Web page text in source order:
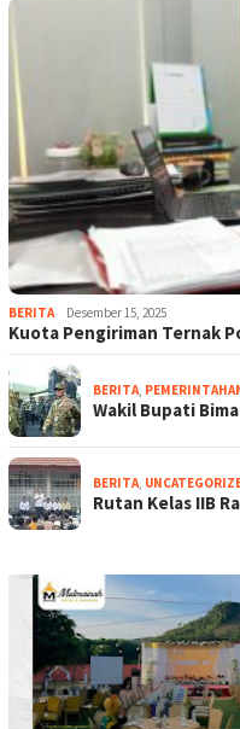
BERITA Desember 15, 2025
Kuota Pengiriman Ternak
BERITA,
Wakil Bupati
BERITA,
Rutan Kelas IIB